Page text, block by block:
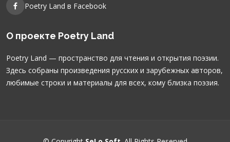
Poetry Land в Facebook
О проекте Poetry Land
Poetry Land — пространство для чтения и открытия поэзии.
Здесь собраны произведения русских и зарубежных авторов,
любимые строки и материалы для всех, кому близка поэзия.